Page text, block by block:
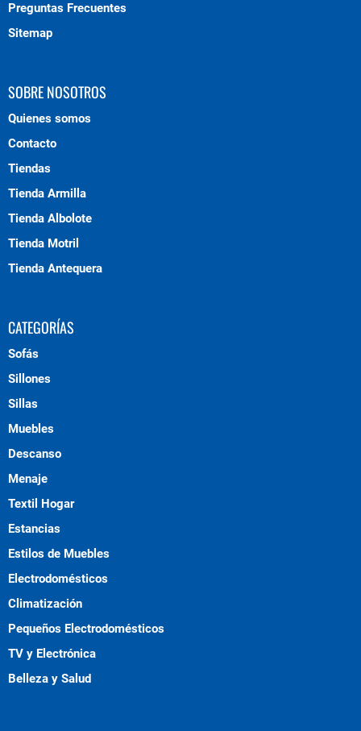
Preguntas Frecuentes
Sitemap
SOBRE NOSOTROS
Quienes somos
Contacto
Tiendas
Tienda Armilla
Tienda Albolote
Tienda Motril
Tienda Antequera
CATEGORÍAS
Sofás
Sillones
Sillas
Muebles
Descanso
Menaje
Textil Hogar
Estancias
Estilos de Muebles
Electrodomésticos
Climatización
Pequeños Electrodomésticos
TV y Electrónica
Belleza y Salud